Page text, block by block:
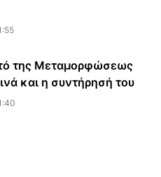
της Μεταμορφώσεως
και η συντήρησή του